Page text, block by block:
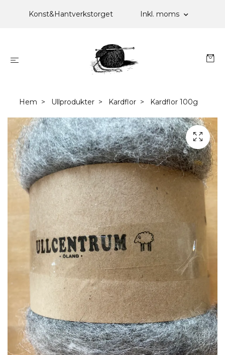
Konst&Hantverkstorget Inkl. moms
Hem Ullprodukter Kardflor Kardflor 100g